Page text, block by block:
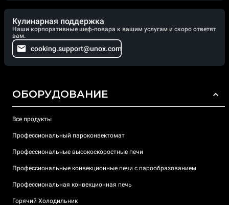
Кулинарная поддержка
Наши корпоративные шеф-повара к вашим услугам и скоро ответят
вам.
cooking.support@unox.com
ОБОРУДОВАНИЕ
Все продукты
Профессиональный пароконвектомат
Профессиональные высокоскоростные печи
Профессиональные конвекционные печи с парообразованием
Профессиональная конвекционная печь
Горячий Холодильник